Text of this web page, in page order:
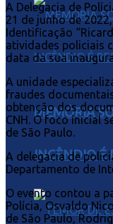
MEMÓRIA
INCÊNDIO É
A Delegacia de
21 de junho de
Identificação
atividades policiais
data da sua
A unidade
fraudes
obtenção dos
CNH. O foco inicial
de São Paulo.
A delegacia de
Departamento de
O evento contou a
Polícia, Osvaldo
de São Paulo,